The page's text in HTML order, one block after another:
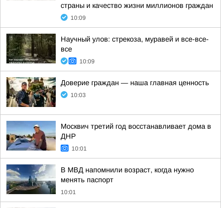
страны и качество жизни миллионов граждан
10:09
Научный улов: стрекоза, муравей и все-все-
все
10:09
Доверие граждан — наша главная ценность
10:03
Москвич третий год восстанавливает дома в
ДНР
10:01
В МВД напомнили возраст, когда нужно
менять паспорт
10:01